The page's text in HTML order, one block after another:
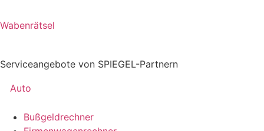
Wabenrätsel
Serviceangebote von SPIEGEL-Partnern
Auto
Bußgeldrechner